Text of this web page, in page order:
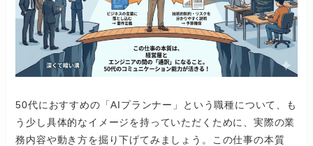
50代におすすめの「AIプランナー」という職種について、も
う少し具体的なイメージを持っていただくために、実際の業
務内容や動き方を掘り下げてみましょう。この仕事の本質